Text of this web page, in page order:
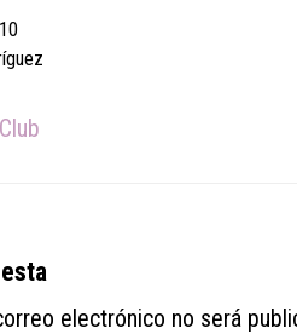
electrónico no será